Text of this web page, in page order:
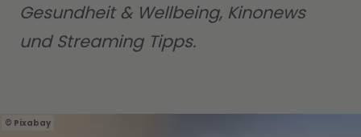
Gesundheit & Wellbeing, Kinonews
und Streaming Tipps.
Pixabay